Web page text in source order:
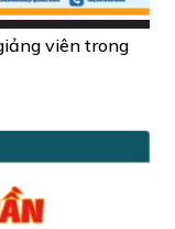
viên trong